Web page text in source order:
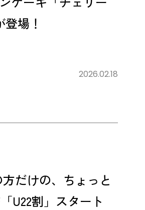
場！
2026.02.18
だけの、ちょっと
U22割」スタート